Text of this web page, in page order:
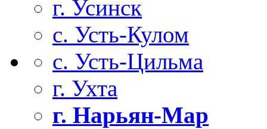
г. Усинск
с. Усть-Кулом
с. Усть-Цильма
г. Ухта
г. Нарьян-Мар